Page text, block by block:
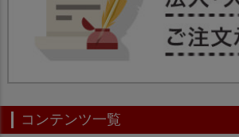
コンテンツ一覧